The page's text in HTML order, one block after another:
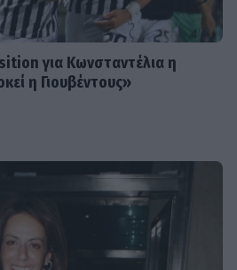
για Κωνσταντέλια η
η Γιουβέντους»